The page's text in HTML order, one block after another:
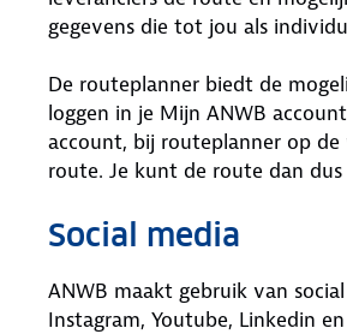
gegevens die tot jou als
De routeplanner biedt de
loggen in je Mijn ANWB
account, bij routeplanner op
route. Je kunt de route dan
Social media
ANWB maakt gebruik van
Instagram, Youtube, Linkedin